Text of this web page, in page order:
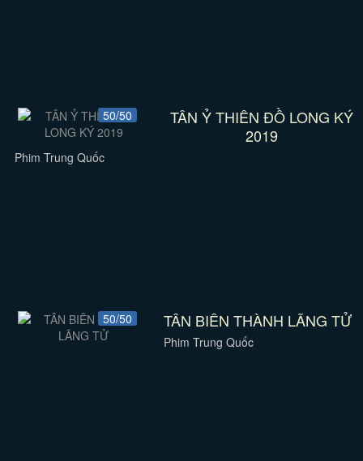
50/50
TÂN Ỷ THIÊN ĐỒ LONG KÝ
2019
Phim Trung Quốc
50/50 TÂN BIÊN THÀNH LÃNG TỬ
Phim Trung Quốc